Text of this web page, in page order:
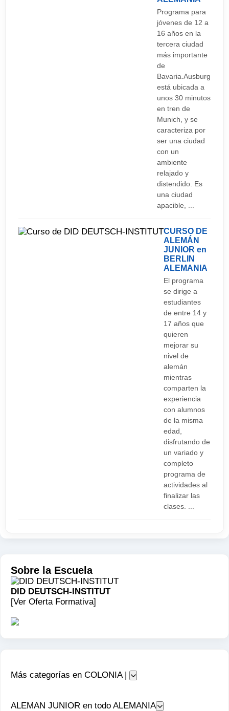
Programa para
jóvenes de 12 a
16 años en la
tercera ciudad
más importante
de
Bavaria.Ausburg
está ubicada a
unos 30 minutos
en tren de
Munich, y se
caracteriza por
ser una ciudad
con un
ambiente
relajado y
distendido. Es
una ciudad
apacible, ...
CURSO DE
ALEMÁN
JUNIOR en
BERLIN
ALEMANIA
El programa
se dirige a
estudiantes
de entre 14 y
17 años que
quieren
mejorar su
nivel de
alemán
mientras
comparten la
experiencia
con alumnos
de la misma
edad,
disfrutando de
un variado y
completo
programa de
actividades al
finalizar las
clases. ...
Sobre la Escuela
DID DEUTSCH-INSTITUT
[Ver Oferta Formativa]
Más categorías en COLONIA |
ALEMAN JUNIOR en todo ALEMANIA